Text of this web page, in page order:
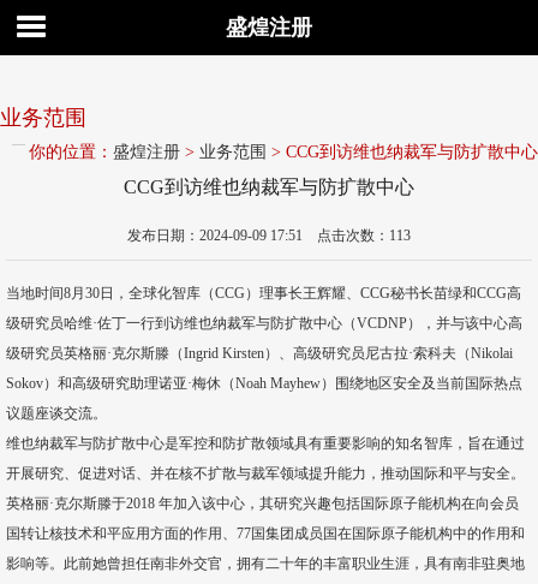
盛煌注册
业务范围
你的位置： 盛煌注册 > 业务范围 > CCG到访维也纳裁军与防扩散中心
CCG到访维也纳裁军与防扩散中心
发布日期：2024-09-09 17:51 点击次数：113
当地时间8月30日，全球化智库（CCG）理事长王辉耀、CCG秘书长苗绿和CCG高
级研究员哈维·佐丁一行到访维也纳裁军与防扩散中心（VCDNP），并与该中心高
级研究员英格丽·克尔斯滕（Ingrid Kirsten）、高级研究员尼古拉·索科夫（Nikolai
Sokov）和高级研究助理诺亚·梅休（Noah Mayhew）围绕地区安全及当前国际热点
议题座谈交流。
维也纳裁军与防扩散中心是军控和防扩散领域具有重要影响的知名智库，旨在通过
开展研究、促进对话、并在核不扩散与裁军领域提升能力，推动国际和平与安全。
英格丽·克尔斯滕于2018 年加入该中心，其研究兴趣包括国际原子能机构在向会员
国转让核技术和平应用方面的作用、77国集团成员国在国际原子能机构中的作用和
影响等。此前她曾担任南非外交官，拥有二十年的丰富职业生涯，具有南非驻奥地